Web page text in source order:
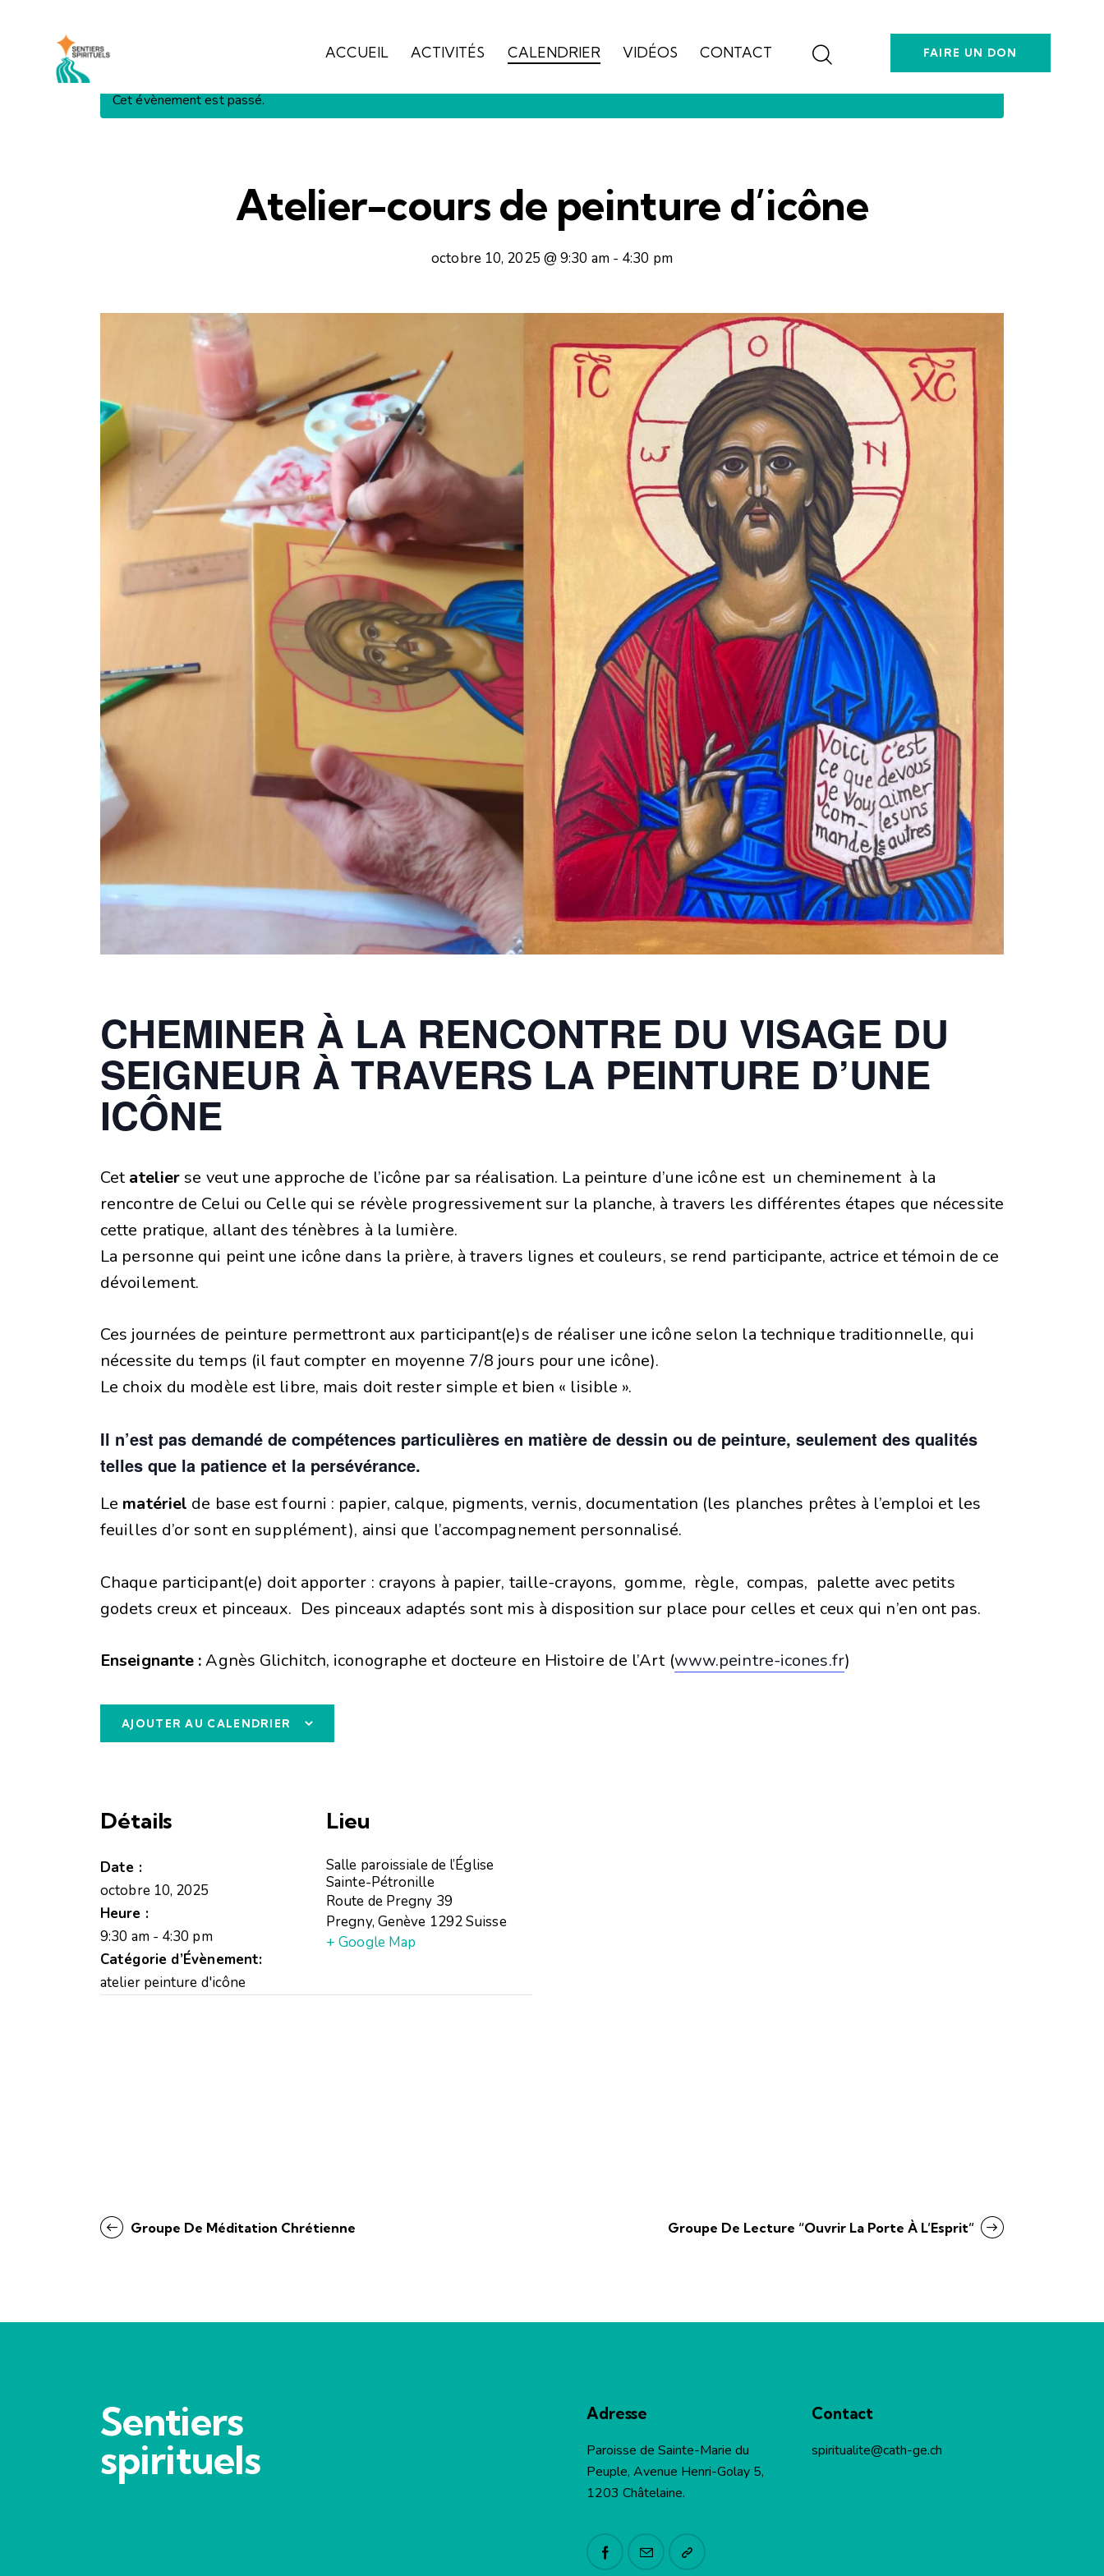
ACCUEIL ACTIVITÉS CALENDRIER VIDÉOS CONTACT FAIRE UN DON
Cet évènement est passé.
Atelier-cours de peinture d’icône
octobre 10, 2025 @ 9:30 am- 4:30 pm
CHEMINER À LA RENCONTRE DU VISAGE DU
SEIGNEUR À TRAVERS LA PEINTURE D’UNE
ICÔNE
Cetatelier se veut une approche de l’icône par sa réalisation. La peinture d’une icône est un cheminement à la
rencontre de Celui ou Celle qui se révèle progressivement sur la planche, à travers les différentes étapes que nécessite
cette pratique, allant des ténèbres à la lumière.
La personne qui peint une icône dans la prière, à travers lignes et couleurs, se rend participante, actrice et témoin de ce
dévoilement.
Ces journées de peinture permettront aux participant(e)s de réaliser une icône selon la technique traditionnelle, qui
nécessite du temps (il faut compter en moyenne 7/8 jours pour une icône).
Le choix du modèle est libre, mais doit rester simple et bien « lisible ».
Il n’est pas demandé de compétences particulières en matière de dessin ou de peinture, seulement des qualités
telles que la patience et la persévérance.
Le matériel de base est fourni : papier, calque, pigments, vernis, do­cumentation (les planches prêtes à l’emploi et les
feuilles d’or sont en supplément), ainsi que l’accompagnement personnalisé.
Chaque participant(e) doit apporter : crayons à papier, taille-crayons, gomme, règle, compas, palette avec petits
godets creux et pinceaux. Des pinceaux adaptés sont mis à disposition sur place pour celles et ceux qui n’en ont pas.
Enseignante :Agnès Glichitch, iconographe et docteure en Histoire de l’Art (www.peintre-icones.fr)
AJOUTER AU CALENDRIER
Détails
Date :
octobre 10, 2025
Heure :
9:30 am - 4:30 pm
Catégorie d’Évènement:
atelier peinture d'icône
Lieu
Salle paroissiale de l’Église
Sainte-Pétronille
Route de Pregny 39
Pregny, Genève 1292Suisse
+ Google Map
Groupe De Méditation Chrétienne Groupe De Lecture “Ouvrir La Porte À L’Esprit”
Sentiers
spirituels
Adresse
Paroisse de Sainte-Marie du
Peuple, Avenue Henri-Golay 5,
1203 Châtelaine.
Contact
spiritualite@cath-ge.ch